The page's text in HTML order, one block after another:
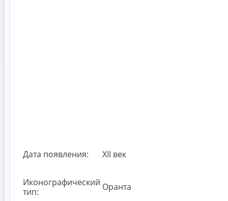
Дата появления: XII век
Иконографический
тип:
Оранта